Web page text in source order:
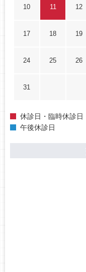
10 11 12
17 18 19
24 25 26
31
休診日・臨時休診日
午後休診日